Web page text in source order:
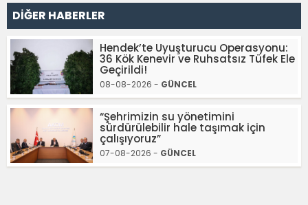
DİĞER HABERLER
Hendek’te Uyuşturucu Operasyonu:
36 Kök Kenevir ve Ruhsatsız Tüfek Ele
Geçirildi!
08-08-2026 - GÜNCEL
“Şehrimizin su yönetimini
sürdürülebilir hale taşımak için
çalışıyoruz”
07-08-2026 - GÜNCEL